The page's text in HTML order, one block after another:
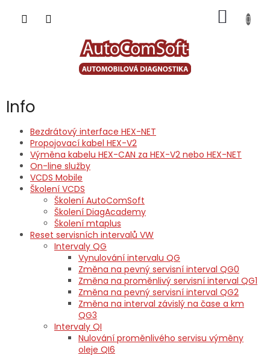
KOŠÍK
Info
Bezdrátový interface HEX-NET
Propojovací kabel HEX-V2
Výměna kabelu HEX-CAN za HEX-V2 nebo HEX-NET
On-line služby
VCDS Mobile
Školení VCDS
Školení AutoComSoft
Školení DiagAcademy
Školení mtaplus
Reset servisních intervalů VW
Intervaly QG
Vynulování intervalu QG
Změna na pevný servisní interval QG0
Změna na proměnlivý servisní interval QG1
Změna na pevný servisní interval QG2
Změna na interval závislý na čase a km
QG3
Intervaly QI
Nulování proměnlivého servisu výměny
oleje QI6